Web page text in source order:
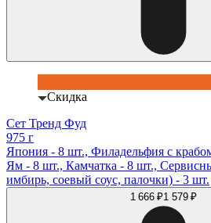
Скидка
Сет Тренд Фуд
975 г
Япония - 8 шт., Филадельфия с
Ям - 8 шт., Камчатка - 8 шт.,
имбирь, соевый соус, палочки) - 3 шт.
1 666 ₽1 579 ₽